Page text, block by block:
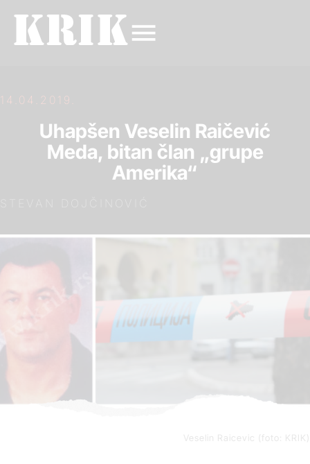
14.04.2019.
Uhapšen Veselin Raičević
Meda, bitan član „grupe
Amerika“
Veselin Raicevic (foto: KRIK)